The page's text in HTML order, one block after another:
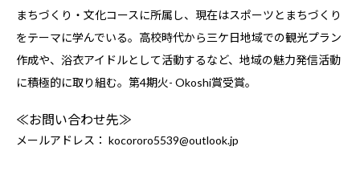
まちづくり・文化コースに所属し、現在はスポーツとまちづくり
をテーマに学んでいる。高校時代から三ケ日地域での観光プラン
作成や、浴衣アイドルとして活動するなど、地域の魅力発信活動
に積極的に取り組む。第4期火- Okoshi賞受賞。
≪お問い合わせ先≫
メールアドレス： kocororo5539@outlook.jp